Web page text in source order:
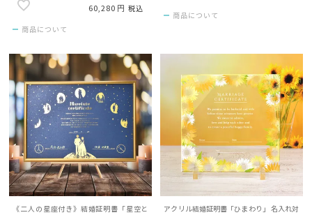
60,280 税込
商品について
商品について
《二人の星座付き》結婚証明書「星空と
アクリル結婚証明書「ひまわり」 名入れ対